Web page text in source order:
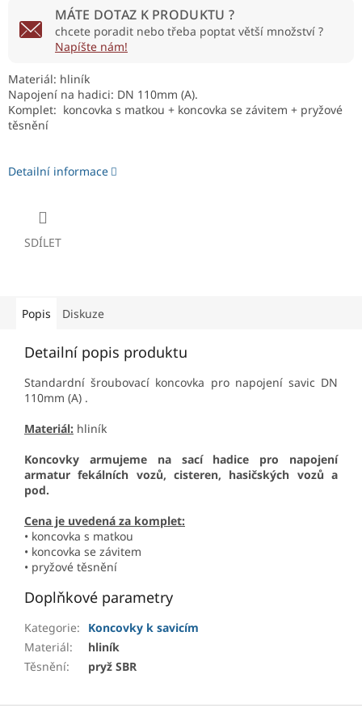
MÁTE DOTAZ K PRODUKTU ?
chcete poradit nebo třeba poptat větší množství ?
Napíšte nám!
Materiál: hliník
Napojení na hadici: DN 110mm (A).
Komplet: koncovka s matkou + koncovka se závitem + pryžové
těsnění
Detailní informace
SDÍLET
Popis Diskuze
Detailní popis produktu
Standardní šroubovací koncovka pro napojení savic DN
110mm (A) .
Materiál: hliník
Koncovky armujeme na sací hadice pro napojení
armatur fekálních vozů, cisteren, hasičských vozů a
pod.
Cena je uvedená za komplet:
• koncovka s matkou
• koncovka se závitem
• pryžové těsnění
Doplňkové parametry
Kategorie:
Koncovky k savicím
Materiál:
hliník
Těsnění: pryž SBR
Z